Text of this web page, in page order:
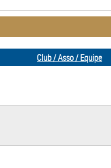
Club / Asso / Equipe